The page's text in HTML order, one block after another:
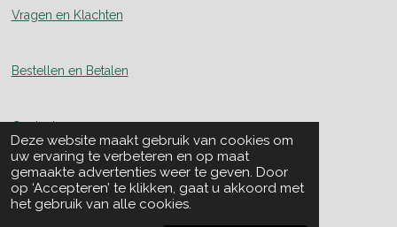
Deze website maakt gebruik van cookies om
uw ervaring te verbeteren en op maat
gemaakte advertenties weer te geven. Door
op ‘Accepteren’ te klikken, gaat u akkoord met
het gebruik van alle cookies.
Vragen en Klachten
Bestellen en Betalen
Contact
Over Ons
Skal nummer: 117740